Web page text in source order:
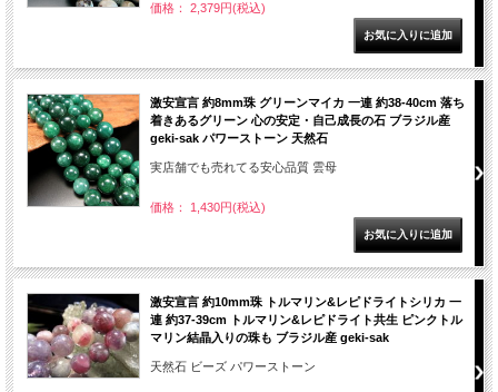
価格： 2,379円(税込)
激安宣言 約8mm珠 グリーンマイカ 一連 約38-40cm 落ち
着きあるグリーン 心の安定・自己成長の石 ブラジル産
geki-sak パワーストーン 天然石
実店舗でも売れてる安心品質 雲母
価格： 1,430円(税込)
激安宣言 約10mm珠 トルマリン&レピドライトシリカ 一
連 約37-39cm トルマリン&レピドライト共生 ピンクトル
マリン結晶入りの珠も ブラジル産 geki-sak
天然石 ビーズ パワーストーン